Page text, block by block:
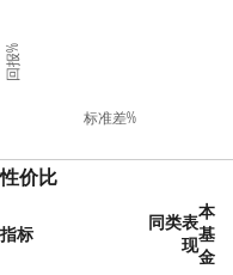
标准差%
回报%
性价比
指标
同类表
现
本
基
金